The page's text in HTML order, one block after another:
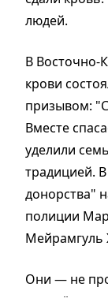
людей.
В Восточно-
крови
призывом:
Вместе
уделили
традицией.
донорства"
полиции
Мейрамгуль
Они — не